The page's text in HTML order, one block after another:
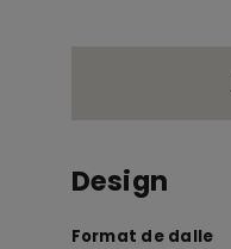
Design
Format de dalle